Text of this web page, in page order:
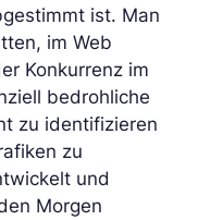
ist. Man
im Web
Konkurrenz im
bedrohliche
zu identifizieren
zu
und
Morgen